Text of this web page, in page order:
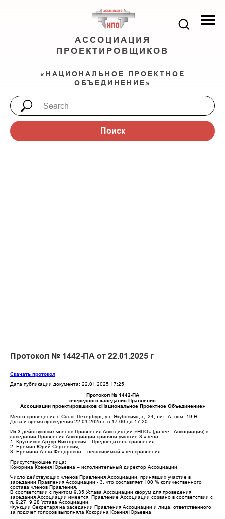
АССОЦИАЦИЯ
ПРОЕКТИРОВЩИКОВ
«НАЦИОНАЛЬНОЕ ПРОЕКТНОЕ
ОБЪЕДИНЕНИЕ»
Поиск
Протокол № 1442-ПА от 22.01.2025 г
Скачать протокол
Дата публикации документа: 22.01.2025 17:25
Протокол № 1442-ПА
очередного заседания Правления
Ассоциации проектировщиков «Национальное Проектное Объединение»
Место проведения г. Санкт-Петербург, ул. Якубовича, д. 24, лит. А, пом. 19-Н
Дата и время проведения 22.01.2025 г. с 17-00 до 17-20
Из 3 действующих членов Правления Ассоциации «НПО» (далее - Ассоциация) в
заседании Правления Ассоциации приняли участие 3 члена:
1. Кругликов Артур Викторович – Председатель правления;
2. Еремин Юрий Сергеевич;
3. Еремина Алла Федоровна – независимый член правления.
Присутствующие лица:
Кокорина Ксения Юрьевна – исполнительный директор Ассоциации.
Число действующих членов Правления Ассоциации, принявших участие в
заседании Правления Ассоциации - 3, что составляет 100 % количественного
состава членов Правления.
В соответствии с пунктом 9.35 Устава Ассоциации кворум для проведения
заседания Ассоциации имеется. Правление Ассоциации созвано в соответствии с
п. 9.27, 9.28 Устава Ассоциации.
Функции Секретаря на заседании Правления Ассоциации и лица, ответственного
за подсчет голосов выполняла Кокорина Ксения Юрьевна.